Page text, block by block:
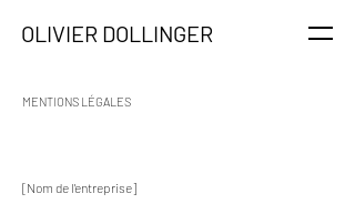
OLIVIER DOLLINGER
MENTIONS LÉGALES
[Nom de l'entreprise]